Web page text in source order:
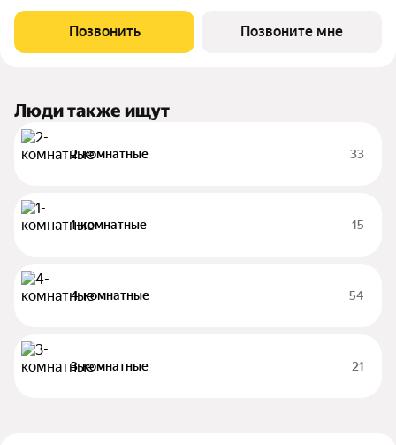
панорамное остекление формирует визуальную связь с
городом вид на Кремль, Храм Христа
Позвонить Позвоните мне
Люди также ищут
2-комнатные 33
1-комнатные 15
4-комнатные 54
3-комнатные 21